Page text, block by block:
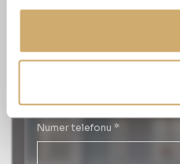
Imię *
Numer telefonu *